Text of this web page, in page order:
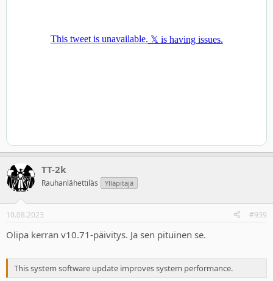
TT-2k
Rauhanlähettiläs Ylläpitäjä
10.08.2023 #939
Olipa kerran v10.71-päivitys. Ja sen pituinen se.
This system software update improves system performance.